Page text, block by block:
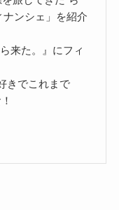
ナンシェ」を紹介
来た。』にフィ
きでこれまで